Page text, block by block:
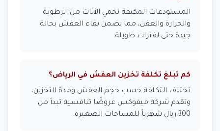
المستودعات المكيفة تحمي الأثاث من الرطوبة
والحرارة والعفن، مما يضمن بقاء العفش بحالة
جيدة حتى لفترات طويلة.
كم تبلغ تكلفة تخزين العفش في الرياض؟
تختلف التكلفة حسب حجم العفش ومدة التخزين،
وتقدم شركة ميفوكس عروضًا تنافسية تبدأ من
300 ريال شهرياً للمساحات الصغيرة.